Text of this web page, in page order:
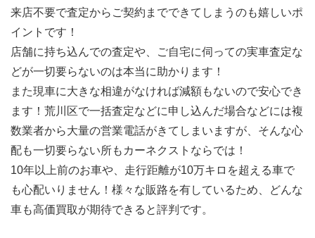
来店不要で査定からご契約までできてしまうのも嬉しいポ
イントです！
店舗に持ち込んでの査定や、ご自宅に伺っての実車査定な
どが一切要らないのは本当に助かります！
また現車に大きな相違がなければ減額もないので安心でき
ます！荒川区で一括査定などに申し込んだ場合などには複
数業者から大量の営業電話がきてしまいますが、そんな心
配も一切要らない所もカーネクストならでは！
10年以上前のお車や、走行距離が10万キロを超える車で
も心配いりません！様々な販路を有しているため、どんな
車も高価買取が期待できると評判です。